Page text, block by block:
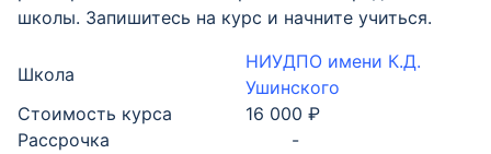
школы. Запишитесь на курс и начните учиться.
Школа
НИУДПО имени К.Д.
Ушинского
Стоимость курса
16 000 ₽
Рассрочка
-